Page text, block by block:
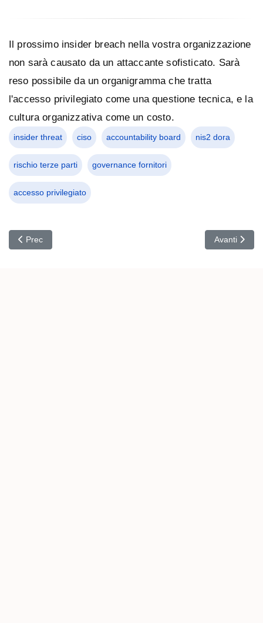
Il prossimo insider breach nella vostra organizzazione
non sarà causato da un attaccante sofisticato. Sarà
reso possibile da un organigramma che tratta
l'accesso privilegiato come una questione tecnica, e la
cultura organizzativa come un costo.
insider threat ciso accountability board nis2 dora
rischio terze parti governance fornitori
accesso privilegiato
Articolo precedente: Il rischio che nessuno possiede: regolatori
Prec Articolo
Avanti